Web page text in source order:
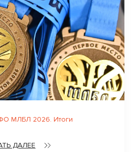
МЛБЛ 2026. Итоги
ДАЛЕЕ